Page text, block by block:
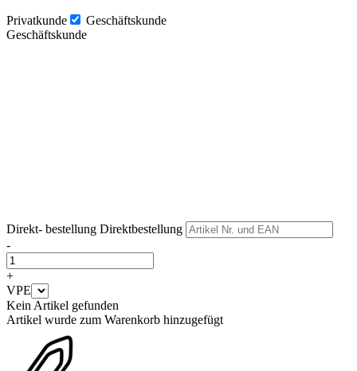
Privatkunde
Geschäftskunde
Geschäftskunde
Direkt- bestellung Direktbestellung
-
+
VPE
Kein Artikel gefunden
Artikel wurde zum Warenkorb hinzugefügt